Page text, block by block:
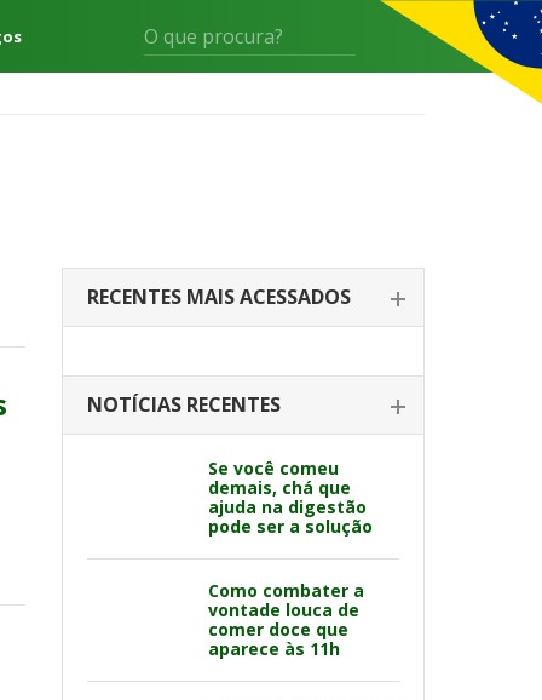
RECENTES MAIS ACESSADOS
NOTÍCIAS RECENTES
Se você comeu
demais, chá que
ajuda na digestão
pode ser a solução
Como combater a
vontade louca de
comer doce que
aparece às 11h